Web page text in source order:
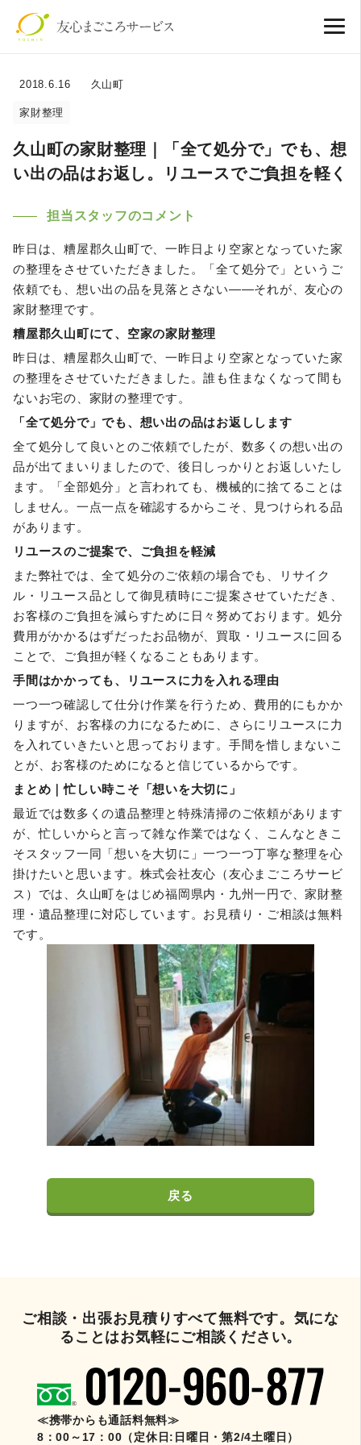
2018.6.16 久山町
家財整理
久山町の家財整理｜「全て処分で」でも、想
い出の品はお返し。リユースでご負担を軽く
担当スタッフのコメント
昨日は、糟屋郡久山町で、一昨日より空家となっていた家
の整理をさせていただきました。「全て処分で」というご
依頼でも、想い出の品を見落とさない――それが、友心の
家財整理です。
糟屋郡久山町にて、空家の家財整理
昨日は、糟屋郡久山町で、一昨日より空家となっていた家
の整理をさせていただきました。誰も住まなくなって間も
ないお宅の、家財の整理です。
「全て処分で」でも、想い出の品はお返しします
全て処分して良いとのご依頼でしたが、数多くの想い出の
品が出てまいりましたので、後日しっかりとお返しいたし
ます。「全部処分」と言われても、機械的に捨てることは
しません。一点一点を確認するからこそ、見つけられる品
があります。
リユースのご提案で、ご負担を軽減
また弊社では、全て処分のご依頼の場合でも、リサイク
ル・リユース品として御見積時にご提案させていただき、
お客様のご負担を減らすために日々努めております。処分
費用がかかるはずだったお品物が、買取・リユースに回る
ことで、ご負担が軽くなることもあります。
手間はかかっても、リユースに力を入れる理由
一つ一つ確認して仕分け作業を行うため、費用的にもかか
りますが、お客様の力になるために、さらにリユースに力
を入れていきたいと思っております。手間を惜しまないこ
とが、お客様のためになると信じているからです。
まとめ｜忙しい時こそ「想いを大切に」
最近では数多くの遺品整理と特殊清掃のご依頼があります
が、忙しいからと言って雑な作業ではなく、こんなときこ
そスタッフ一同「想いを大切に」一つ一つ丁寧な整理を心
掛けたいと思います。株式会社友心（友心まごころサービ
ス）では、久山町をはじめ福岡県内・九州一円で、家財整
理・遺品整理に対応しています。お見積り・ご相談は無料
です。
戻る
ご相談・出張お見積りすべて無料です。気にな
ることはお気軽にご相談ください。
≪携帯からも通話料無料≫
8：00～17：00（定休日:日曜日・第2/4土曜日）